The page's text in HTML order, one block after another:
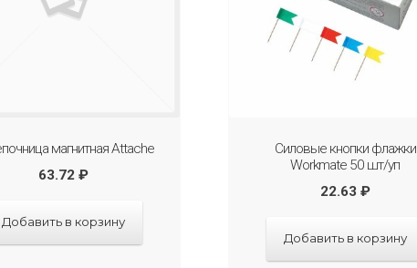
магнитная Attache
63.72₽
Добавить в корзину
Силовые кнопки флажки
Workmate 50 шт/уп
22.63 ₽
Добавить в корзину